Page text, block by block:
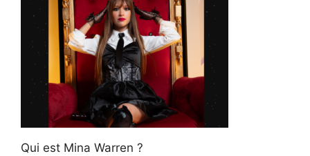
Qui est Mina Warren ?